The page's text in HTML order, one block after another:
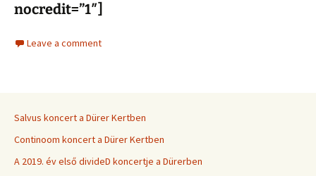
nocredit=”1″]
Leave a comment
Salvus koncert a Dürer Kertben
Continoom koncert a Dürer Kertben
A 2019. év első divideD koncertje a Dürerben